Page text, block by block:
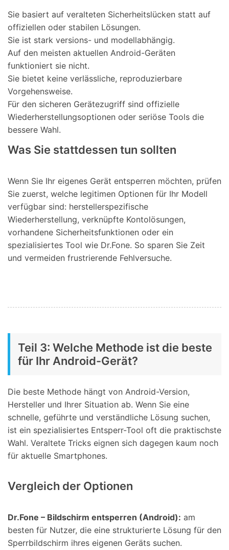
Sie basiert auf veralteten Sicherheitslücken statt auf
offiziellen oder stabilen Lösungen.
Sie ist stark versions- und modellabhängig.
Auf den meisten aktuellen Android-Geräten
funktioniert sie nicht.
Sie bietet keine verlässliche, reproduzierbare
Vorgehensweise.
Für den sicheren Gerätezugriff sind offizielle
Wiederherstellungsoptionen oder seriöse Tools die
bessere Wahl.
Was Sie stattdessen tun sollten
Wenn Sie Ihr eigenes Gerät entsperren möchten, prüfen
Sie zuerst, welche legitimen Optionen für Ihr Modell
verfügbar sind: herstellerspezifische
Wiederherstellung, verknüpfte Kontolösungen,
vorhandene Sicherheitsfunktionen oder ein
spezialisiertes Tool wie Dr.Fone. So sparen Sie Zeit
und vermeiden frustrierende Fehlversuche.
Teil 3: Welche Methode ist die beste
für Ihr Android-Gerät?
Die beste Methode hängt von Android-Version,
Hersteller und Ihrer Situation ab. Wenn Sie eine
schnelle, geführte und verständliche Lösung suchen,
ist ein spezialisiertes Entsperr-Tool oft die praktischste
Wahl. Veraltete Tricks eignen sich dagegen kaum noch
für aktuelle Smartphones.
Vergleich der Optionen
Dr.Fone – Bildschirm entsperren (Android): am
besten für Nutzer, die eine strukturierte Lösung für den
Sperrbildschirm ihres eigenen Geräts suchen.